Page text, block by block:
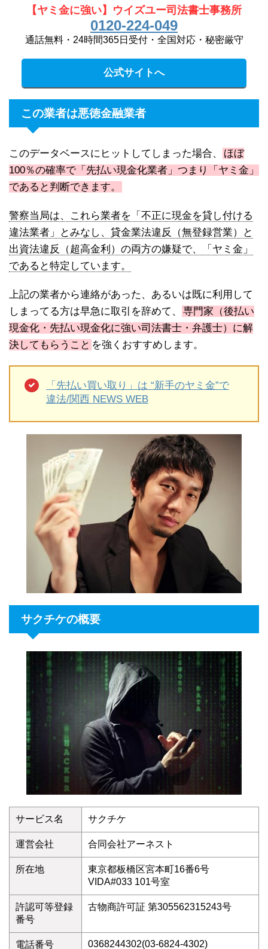
【ヤミ金に強い】ウイズユー司法書士事務所
0120-224-049
通話無料・24時間365日受付・全国対応・秘密厳守
公式サイトへ
この業者は悪徳金融業者
このデータベースにヒットしてしまった場合、
ほぼ
100％の確率で「先払い現金化業者」つまり「ヤミ金」
であると判断できます。
警察当局は、これら業者を「不正に現金を貸し付ける
違法業者」とみなし、貸金業法違反（無登録営業）と
出資法違反（超高金利）の両方の嫌疑で、「ヤミ金」
であると特定しています。
上記の業者から連絡があった、あるいは既に利用して
しまってる方は早急に取引を辞めて、
専門家（後払い
現金化・先払い現金化に強い司法書士・弁護士）に解
決してもらうこと を強くおすすめします。
「先払い買い取り」は “新手のヤミ金”で
違法/関西 NEWS WEB
サクチケの概要
サービス名 サクチケ
運営会社 合同会社アーネスト
所在地
東京都板橋区宮本町16番6号
VIDA#033 101号室
許認可等登録
番号
古物商許可証 第305562315243号
電話番号 0368244302(03-6824-4302)